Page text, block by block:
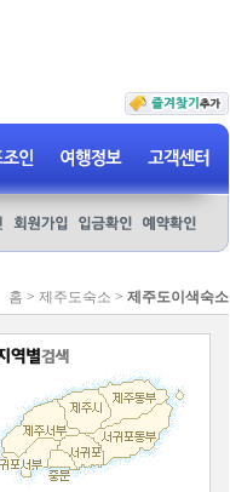
홈 > 제주도숙소 > 제주도이색숙소